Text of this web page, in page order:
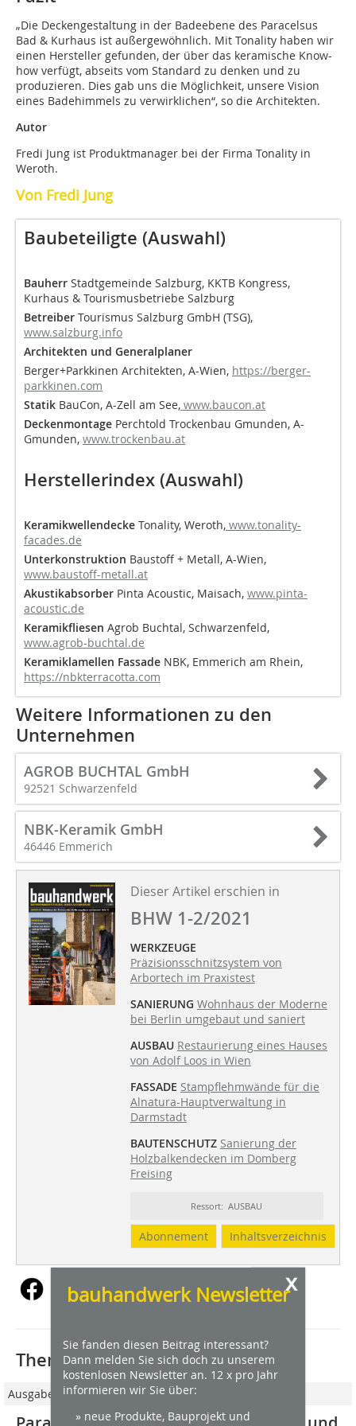
„Die Deckengestaltung in der Badeebene des Paracelsus
Bad & Kurhaus ist außergewöhnlich. Mit Tonality haben wir
einen Hersteller gefunden, der über das keramische Know-
how verfügt, abseits vom Standard zu denken und zu
produzieren. Dies gab uns die Möglichkeit, unsere Vision
eines Badehimmels zu verwirklichen“, so die Architekten.
Autor
Fredi Jung ist Produktmanager bei der Firma Tonality in
Weroth.
Von Fredi Jung
Baubeteiligte (Auswahl)
Bauherr Stadtgemeinde Salzburg, KKTB Kongress,
Kurhaus & Tourismusbetriebe Salzburg
Betreiber Tourismus Salzburg GmbH (TSG),
www.salzburg.info
Architekten und Generalplaner
Berger+Parkkinen Architekten, A-Wien, https://berger-
parkkinen.com
Statik BauCon, A-Zell am See, www.baucon.at
Deckenmontage Perchtold Trockenbau Gmunden, A-
Gmunden, www.trockenbau.at
Herstellerindex (Auswahl)
Keramikwellendecke Tonality, Weroth, www.tonality-
facades.de
Unterkonstruktion Baustoff + Metall, A-Wien,
www.baustoff-metall.at
Akustikabsorber Pinta Acoustic, Maisach, www.pinta-
acoustic.de
Keramikfliesen Agrob Buchtal, Schwarzenfeld,
www.agrob-buchtal.de
Keramiklamellen Fassade NBK, Emmerich am Rhein,
https://nbkterracotta.com
Weitere Informationen zu den
Unternehmen
AGROB BUCHTAL GmbH
92521 Schwarzenfeld
NBK-Keramik GmbH
46446 Emmerich
Dieser Artikel erschien in
BHW 1-2/2021
WERKZEUGE
Präzisionsschnitzsystem von
Arbortech im Praxistest
SANIERUNG Wohnhaus der Moderne
bei Berlin umgebaut und saniert
AUSBAU Restaurierung eines Hauses
von Adolf Loos in Wien
FASSADE Stampflehmwände für die
Alnatura-Hauptverwaltung in
Darmstadt
BAUTENSCHUTZ Sanierung der
Holzbalkendecken im Domberg
Freising
Ressort: AUSBAU
Abonnement Inhaltsverzeichnis
x
bauhandwerk Newsletter
Sie fanden diesen Beitrag interessant?
Dann melden Sie sich doch zu unserem
kostenlosen Newsletter an. 12 x pro Jahr
informieren wir Sie über:
» neue Produkte, Bauprojekt und
Thematisch passende Artikel:
Ausgabe 05/2023